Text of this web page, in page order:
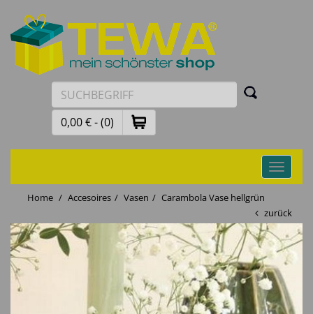
0,00 € - (0)
Toggle
Home
Accesoires Vasen
Carambola Vase hellgrün
zurück